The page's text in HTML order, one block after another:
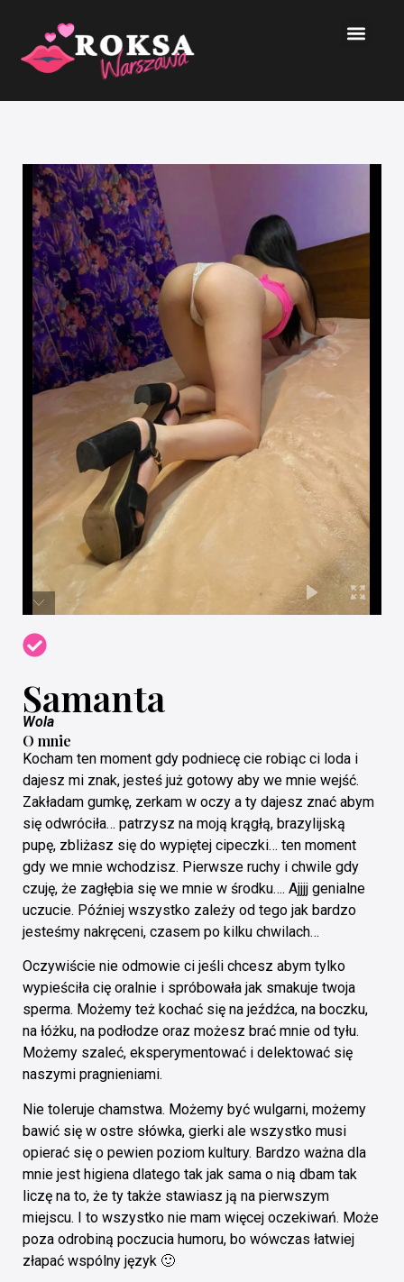
Samanta
Wola
O mnie
Kocham ten moment gdy podniecę cie robiąc ci loda i
dajesz mi znak, jesteś już gotowy aby we mnie wejść.
Zakładam gumkę, zerkam w oczy a ty dajesz znać abym
się odwróciła… patrzysz na moją krągłą, brazylijską
pupę, zbliżasz się do wypiętej cipeczki… ten moment
gdy we mnie wchodzisz. Pierwsze ruchy i chwile gdy
czuję, że zagłębia się we mnie w środku…. Ajjjj genialne
uczucie. Później wszystko zależy od tego jak bardzo
jesteśmy nakręceni, czasem po kilku chwilach…
Oczywiście nie odmowie ci jeśli chcesz abym tylko
wypieściła cię oralnie i spróbowała jak smakuje twoja
sperma. Możemy też kochać się na jeźdźca, na boczku,
na łóżku, na podłodze oraz możesz brać mnie od tyłu.
Możemy szaleć, eksperymentować i delektować się
naszymi pragnieniami.
Nie toleruje chamstwa. Możemy być wulgarni, możemy
bawić się w ostre słówka, gierki ale wszystko musi
opierać się o pewien poziom kultury. Bardzo ważna dla
mnie jest higiena dlatego tak jak sama o nią dbam tak
liczę na to, że ty także stawiasz ją na pierwszym
miejscu. I to wszystko nie mam więcej oczekiwań. Może
poza odrobiną poczucia humoru, bo wówczas łatwiej
złapać wspólny język 🙂